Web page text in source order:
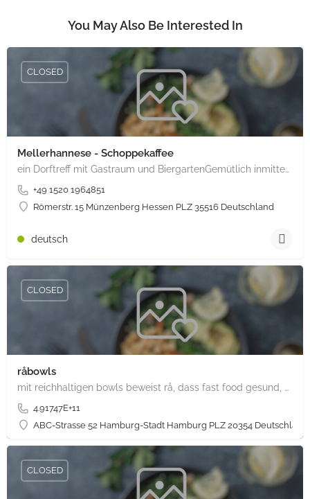
You May Also Be Interested In
Mellerhannese - Schoppekaffee
ein Dorftreff mit Gastraum und BiergartenGemütlich inmitten unserem idyllischen Trais Münzenberg, entlang…
+49 1520 1964851
Römerstr. 15 Münzenberg Hessen PLZ 35516 Deutschland
CLOSED
deutsch
råbowls
mit reichhaltigen bowls beweist rå, dass fast food gesund, nachhaltig und hundertprozentig vegan sein kann.…
4.91747E+11
ABC-Strasse 52 Hamburg-Stadt Hamburg PLZ 20354 Deutschland
CLOSED
CLOSED